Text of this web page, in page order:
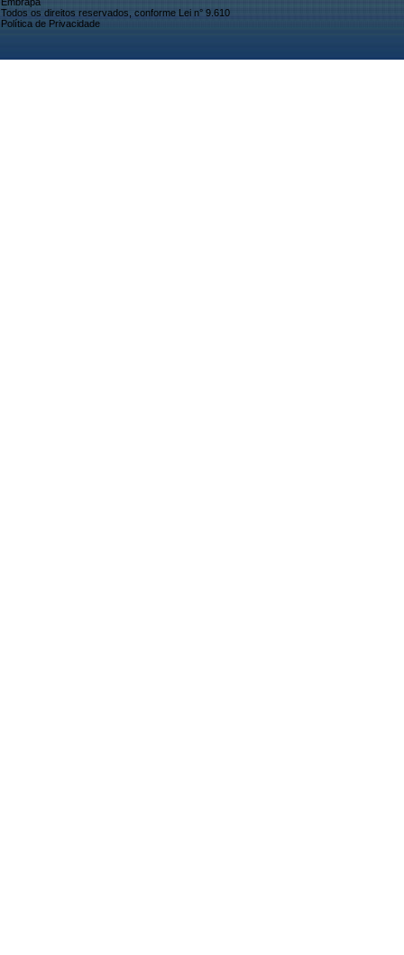
Todos os direitos reservados, conforme Lei n° 9.610
Política de Privacidade